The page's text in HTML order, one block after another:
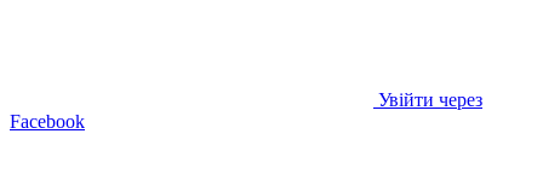
Увійти через
Facebook